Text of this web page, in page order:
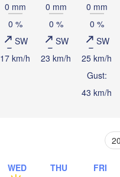
0 mm
0 %
SW
17 km/h
0 mm
0 %
SW
23 km/h
0 mm
0 %
SW
25 km/h
Gust:
43 km/h
WED THU FRI